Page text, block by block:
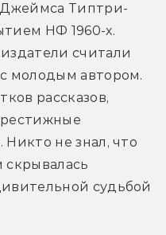
Джеймса Типтри-
НФ 1960-х.
считали
молодым автором.
рассказов,
не знал, что
судьбой